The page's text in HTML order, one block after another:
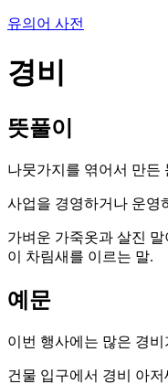
유의어 사전
경비
뜻풀이
나뭇가지를 엮어서 만든
사업을 경영하거나 운영
가벼운 가죽옷과 살진
이 차림새를 이르는 말.
예문
이번 행사에는 많은 경
건물 입구에서 경비 아